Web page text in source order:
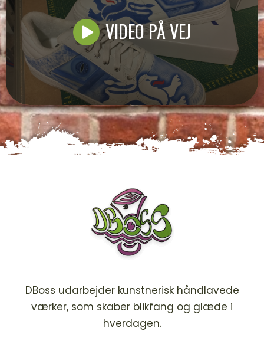
VIDEO PÅ VEJ
DBoss udarbejder kunstnerisk håndlavede
værker, som skaber blikfang og glæde i
hverdagen.